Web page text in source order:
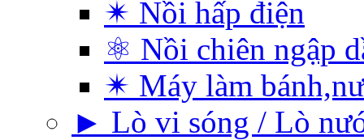
✴ Nồi hấp điện
⚛ Nồi chiên ngập
✴ Máy làm
► Lò vi sóng / Lò